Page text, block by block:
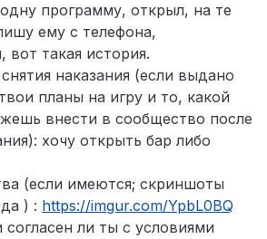
программу, открыл, на те
ему с телефона,
вот такая история.
наказания (если выдано
планы на игру и то, какой
внести в сообщество после
хочу открыть бар либо
(если имеются; скриншоты
) : https://imgur.com/YpbL0BQ
ли ты с условиями